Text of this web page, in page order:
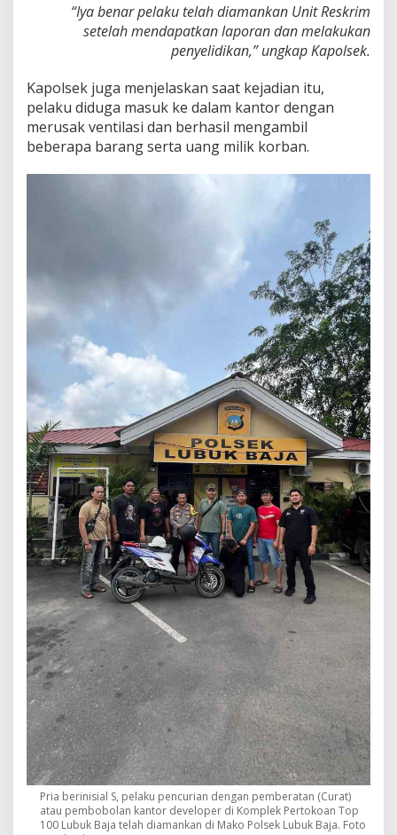
“Iya benar pelaku telah diamankan Unit Reskrim
setelah mendapatkan laporan dan melakukan
penyelidikan,” ungkap Kapolsek.
Kapolsek juga menjelaskan saat kejadian itu,
pelaku diduga masuk ke dalam kantor dengan
merusak ventilasi dan berhasil mengambil
beberapa barang serta uang milik korban.
Pria berinisial S, pelaku pencurian dengan pemberatan (Curat)
atau pembobolan kantor developer di Komplek Pertokoan Top
100 Lubuk Baja telah diamankan di Mako Polsek Lubuk Baja. Foto